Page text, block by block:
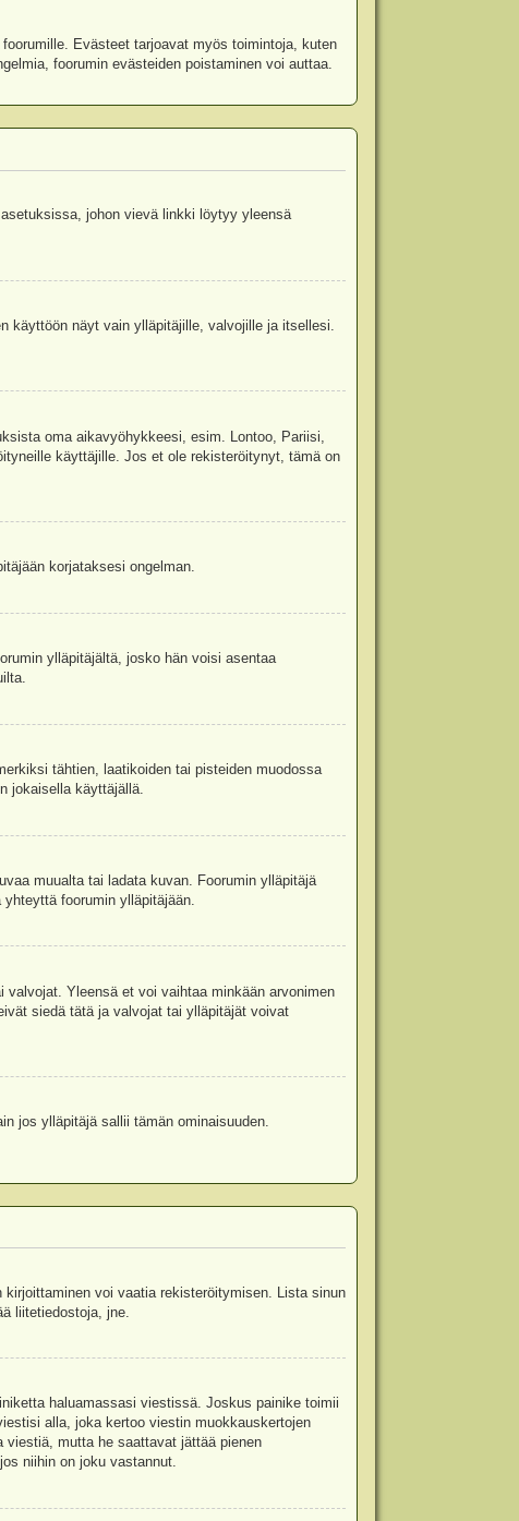
Evästeet tarjoavat myös toimintoja, kuten
foorumin evästeiden poistaminen voi auttaa.
johon vievä linkki löytyy yleensä
käyttöön näyt vain ylläpitäjille, valvojille ja itsellesi.
oma aikavyöhykkeesi, esim. Lontoo, Pariisi,
käyttäjille. Jos et ole rekisteröitynyt, tämä on
korjataksesi ongelman.
ylläpitäjältä, josko hän voisi asentaa
tähtien, laatikoiden tai pisteiden muodossa
jokaisella käyttäjällä.
muualta tai ladata kuvan. Foorumin ylläpitäjä
foorumin ylläpitäjään.
Yleensä et voi vaihtaa minkään arvonimen
siedä tätä ja valvojat tai ylläpitäjät voivat
jos ylläpitäjä sallii tämän ominaisuuden.
voi vaatia rekisteröitymisen. Lista sinun
liitetiedostoja, jne.
haluamassasi viestissä. Joskus painike toimii
alla, joka kertoo viestin muokkauskertojen
mutta he saattavat jättää pienen
niihin on joku vastannut.